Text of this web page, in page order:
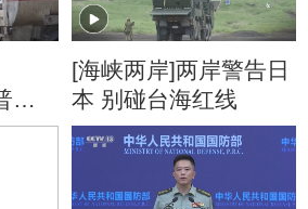
叫
伊
[海峡两岸]两岸警告日
本 别碰台海红线